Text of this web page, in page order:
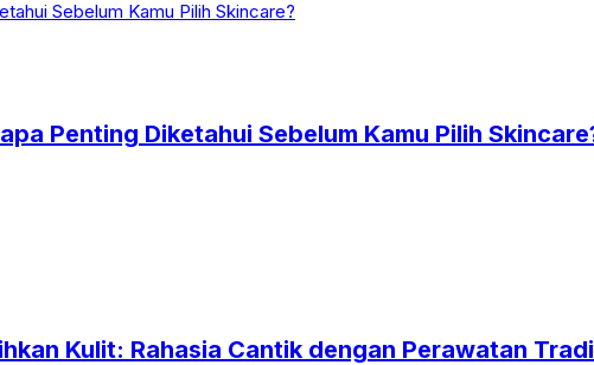
Penting Diketahui Sebelum Kamu Pilih
Kulit: Rahasia Cantik dengan Perawatan